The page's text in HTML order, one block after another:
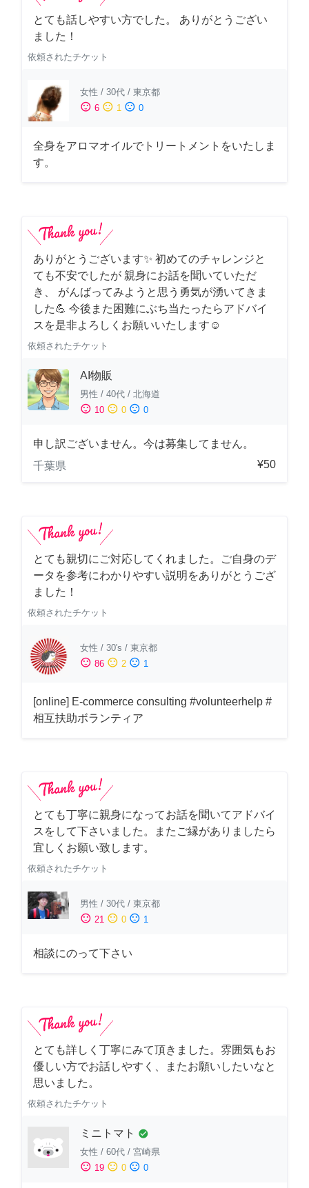
とても話しやすい方でした。 ありがとうござい
ました！
依頼されたチケット
女性 / 30代 / 東京都
sentiment_satisfied 6 sentiment_neutral 1 sentiment_dissatisfied 0
全身をアロマオイルでトリートメントをいたしま
す。
ありがとうございます✨ 初めてのチャレンジと
ても不安でしたが 親身にお話を聞いていただ
き、 がんばってみようと思う勇気が湧いてきま
した💪 今後また困難にぶち当たったらアドバイ
スを是非よろしくお願いいたします☺️
依頼されたチケット
AI物販
男性 / 40代 / 北海道
sentiment_satisfied 10 sentiment_neutral 0 sentiment_dissatisfied 0
申し訳ございません。今は募集してません。
千葉県
¥50
とても親切にご対応してくれました。ご自身のデ
ータを参考にわかりやすい説明をありがとうござ
ました！
依頼されたチケット
女性 / 30's / 東京都
sentiment_satisfied 86 sentiment_neutral 2 sentiment_dissatisfied 1
[online] E-commerce consulting #volunteerhelp #
相互扶助ボランティア
とても丁寧に親身になってお話を聞いてアドバイ
スをして下さいました。またご縁がありましたら
宜しくお願い致します。
依頼されたチケット
男性 / 30代 / 東京都
sentiment_satisfied 21 sentiment_neutral 0 sentiment_dissatisfied 1
相談にのって下さい
とても詳しく丁寧にみて頂きました。雰囲気もお
優しい方でお話しやすく、またお願いしたいなと
思いました。
依頼されたチケット
ミニトマト check_circle
女性 / 60代 / 宮崎県
sentiment_satisfied 19 sentiment_neutral 0 sentiment_dissatisfied 0